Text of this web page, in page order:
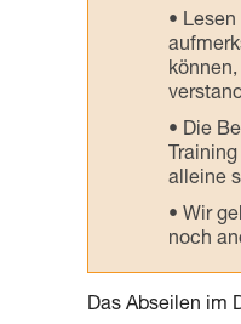
Lesen
Die
alleine
Wir
noch
Das Abseilen im